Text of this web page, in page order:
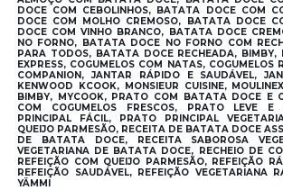
DOCE COM CEBOLINHOS, BATATA DOCE COM
DOCE COM MOLHO CREMOSO, BATATA DOCE
DOCE COM VINHO BRANCO, BATATA DOCE
NO FORNO, BATATA DOCE NO FORNO COM
PARA TODOS, BATATA DOCE RECHEADA, BIMBY,
EXPRESS, COGUMELOS COM NATAS, COGUMELOS
COMPANION, JANTAR RÁPIDO E SAUDÁVEL,
KENWOOD KCOOK, MONSIEUR CUISINE,
BIMBY, MYCOOK, PRATO COM BATATA DOCE E
COM COGUMELOS FRESCOS, PRATO LEVE E
PRINCIPAL FÁCIL, PRATO PRINCIPAL
QUEIJO PARMESÃO, RECEITA DE BATATA DOCE
DE BATATA DOCE, RECEITA SABOROSA
VEGETARIANA DE BATATA DOCE, RECHEIO DE
REFEIÇÃO COM QUEIJO PARMESÃO, REFEIÇÃO
REFEIÇÃO SAUDÁVEL, REFEIÇÃO VEGETARIANA
YÄMMI